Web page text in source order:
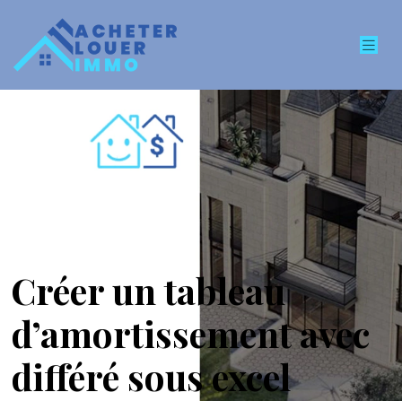
Créer un tableau
d’amortissement avec
différé sous excel